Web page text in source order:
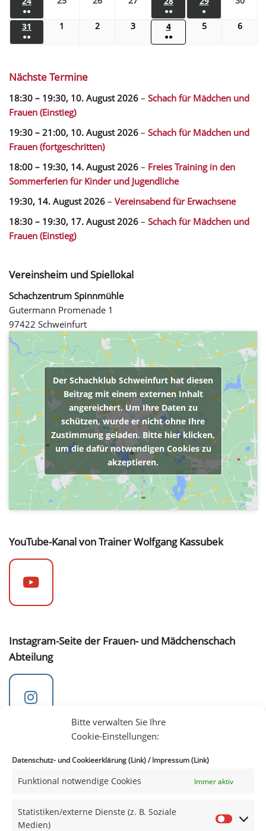
Bitte verwalten Sie Ihre
Cookie-Einstellungen:
Datenschutz- und Cookieerklärung (Link)/Impressum (Link)
Funktional notwendige Cookies Immer aktiv
Statistiken/externe Dienste (z. B. Soziale
Medien)
●● ●● ●
31
●●
1 2 3 4
●●
5 6
Nächste Termine
18:30 – 19:30, 10. August 2026 – Schach für Mädchen und
Frauen (Einstieg)
19:30 – 21:00, 10. August 2026 – Schach für Mädchen und
Frauen (fortgeschritten)
18:00 – 19:30, 14. August 2026 – Freies Training in den
Sommerferien für Kinder und Jugendliche
19:30, 14. August 2026 – Vereinsabend für Erwachsene
18:30 – 19:30, 17. August 2026 – Schach für Mädchen und
Frauen (Einstieg)
Vereinsheim und Spiellokal
Schachzentrum Spinnmühle
Gutermann Promenade 1
97422 Schweinfurt
Der Schachklub Schweinfurt hat diesen
Beitrag mit einem externen Inhalt
angereichert. Um Ihre Daten zu
schützen, wurde er nicht ohne Ihre
Zustimmung geladen. Bitte hier klicken,
um die dafür notwendigen Cookies zu
akzeptieren.
YouTube-Kanal von Trainer Wolfgang Kassubek
Instagram-Seite der Frauen- und Mädchenschach
Abteilung
Verbände